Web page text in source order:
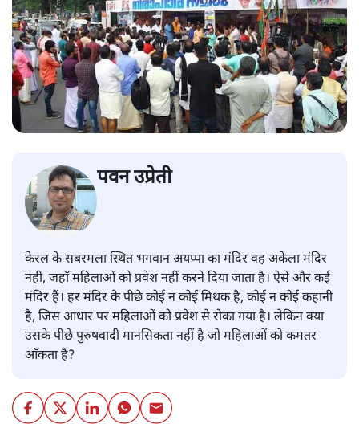
पवन उप्रेती
केरल के सबरमला स्थित भगवान अयप्पा का मंदिर वह अकेला मंदिर
नहीं, जहाँ महिलाओं को प्रवेश नहीं करने दिया जाता है। ऐसे और कई
मंदिर हैं। हर मंदिर के पीछे कोई न कोई मिथक है, कोई न कोई कहानी
है, जिस आधार पर महिलाओं को प्रवेश से रोका गया है। लेकिन क्या
उसके पीछे पुरुषवादी मानसिकता नहीं है जो महिलाओं को कमतर
आँकता है?